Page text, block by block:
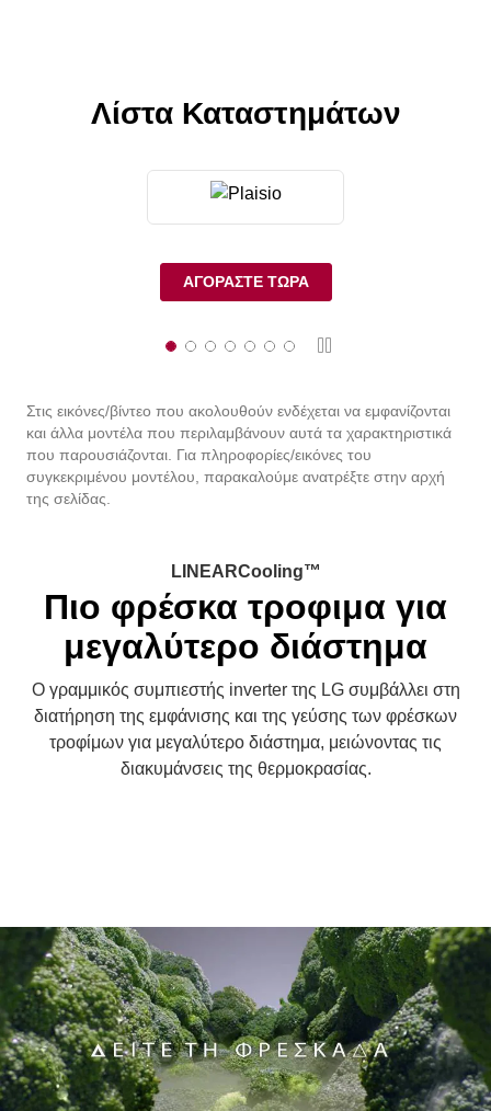
Λίστα Καταστημάτων
ΑΓΟΡΆΣΤΕ ΤΏΡΑ
Διακοπή
Στις εικόνες/βίντεο που ακολουθούν ενδέχεται να εμφανίζονται
και άλλα μοντέλα που περιλαμβάνουν αυτά τα χαρακτηριστικά
που παρουσιάζονται. Για πληροφορίες/εικόνες του
συγκεκριμένου μοντέλου, παρακαλούμε ανατρέξτε στην αρχή
της σελίδας.
LINEARCooling™
Πιο φρέσκα τροφιμα για
μεγαλύτερο διάστημα
Ο γραμμικός συμπιεστής inverter της LG συμβάλλει στη
διατήρηση της εμφάνισης και της γεύσης των φρέσκων
τροφίμων για μεγαλύτερο διάστημα, μειώνοντας τις
διακυμάνσεις της θερμοκρασίας.